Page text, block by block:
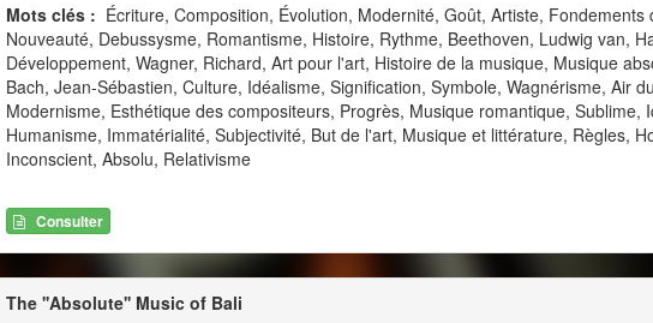
Mots clés : Écriture, Composition, Évolution, Modernité, Goût, Artiste,
Nouveauté, Debussysme, Romantisme, Histoire, Rythme, Beethoven, Ludwig van,
Développement, Wagner, Richard, Art pour l'art, Histoire de la musique, Musique
Bach, Jean-Sébastien, Culture, Idéalisme, Signification, Symbole, Wagnérisme, Air
Modernisme, Esthétique des compositeurs, Progrès, Musique romantique,
Humanisme, Immatérialité, Subjectivité, But de l'art, Musique et littérature, Règles,
Inconscient, Absolu, Relativisme
Consulter
The ''Absolute'' Music of Bali